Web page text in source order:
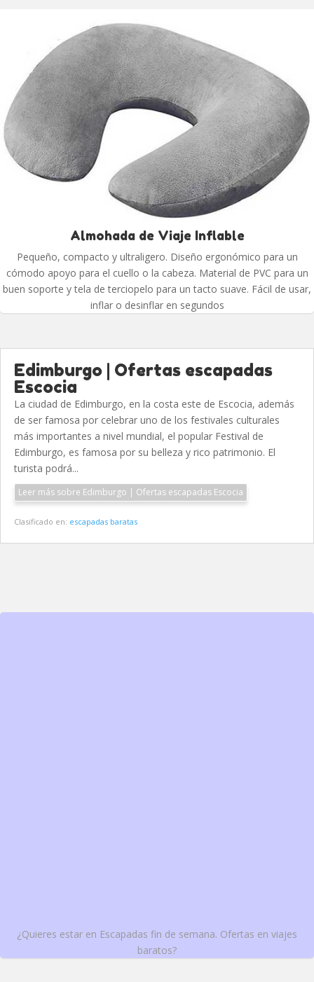
Almohada de Viaje Inflable
Pequeño, compacto y ultraligero. Diseño ergonómico para un
cómodo apoyo para el cuello o la cabeza. Material de PVC para un
buen soporte y tela de terciopelo para un tacto suave. Fácil de usar,
inflar o desinflar en segundos
Edimburgo | Ofertas escapadas
Escocia
La ciudad de Edimburgo, en la costa este de Escocia, además
de ser famosa por celebrar uno de los festivales culturales
más importantes a nivel mundial, el popular Festival de
Edimburgo, es famosa por su belleza y rico patrimonio. El
turista podrá...
Leer más sobre Edimburgo | Ofertas escapadas Escocia
Clasificado en: escapadas baratas
¿Quieres estar en Escapadas fin de semana. Ofertas en viajes
baratos?